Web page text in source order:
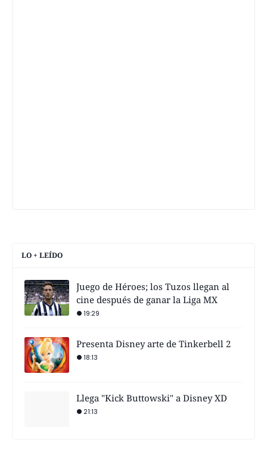
LO + LEÍDO
Juego de Héroes; los Tuzos llegan al
cine después de ganar la Liga MX
19:29
Presenta Disney arte de Tinkerbell 2
18:13
Llega "Kick Buttowski" a Disney XD
21:13